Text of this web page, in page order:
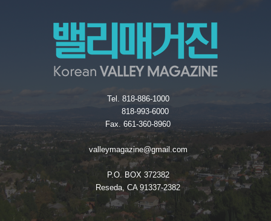
Tel. 818-886-1000
818-993-6000
Fax. 661-360-8960
valleymagazine@gmail.com
P.O. BOX 372382
Reseda, CA 91337-2382